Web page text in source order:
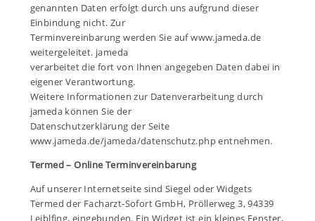
genannten Daten erfolgt durch uns aufgrund dieser
Einbindung nicht. Zur
Terminvereinbarung werden Sie auf www.jameda.de
weitergeleitet. jameda
verarbeitet die fort von Ihnen angegeben Daten dabei in
eigener Verantwortung.
Weitere Informationen zur Datenverarbeitung durch
jameda können Sie der
Datenschutzerklärung der Seite
www.jameda.de/jameda/datenschutz.phpentnehmen.
Termed – Online Terminvereinbarung
Auf unserer Internetseite sind Siegel oder Widgets
Termed der Facharzt-Sofort GmbH, Pröllerweg 3, 94339
Leiblfing, eingebunden. Ein Widget ist ein kleines Fenster,